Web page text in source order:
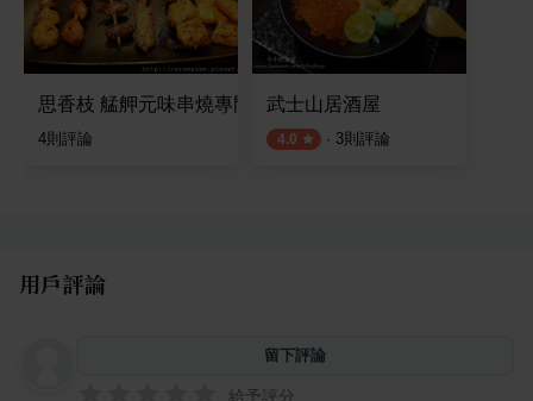
思香枝 艋舺元味串燒專門店
4則評論
武士山居酒屋
4.0 · 3則評論
用戶評論
留下評論
給予評分